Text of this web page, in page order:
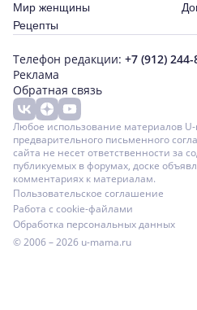
Мир женщины
Рецепты
Телефон редакции: +7 (912)
Реклама
Обратная связь
Любое использование материалов
предварительного письменного
сайта не несет ответственности за
публикуемых в форумах, доске
комментариях к материалам.
Пользовательское соглашение
Работа с cookie-файлами
Обработка персональных данных
© 2006 – 2026 u-mama.ru